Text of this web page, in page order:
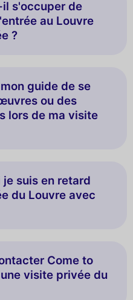
s'occuper de
au Louvre
?
guide de se
ou des
lors de ma visite
suis en retard
du Louvre avec
Come to
visite privée du